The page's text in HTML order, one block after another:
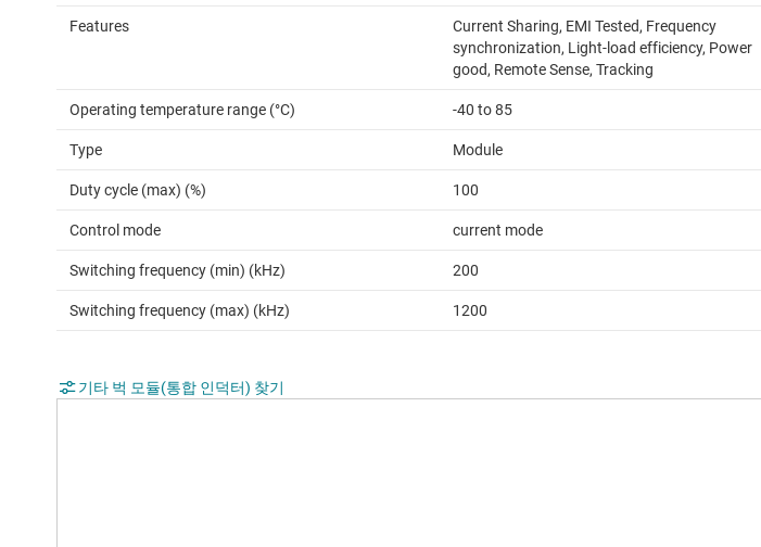
Features
Current Sharing, EMI Tested, Frequency
synchronization, Light-load efficiency, Power
good, Remote Sense, Tracking
Operating temperature range (°C) -40 to 85
Type Module
Duty cycle (max) (%) 100
Control mode current mode
Switching frequency (min) (kHz) 200
Switching frequency (max) (kHz) 1200
기타 벅 모듈(통합 인덕터) 찾기